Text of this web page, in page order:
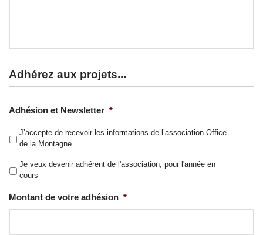
Adhérez aux projets...
Adhésion et Newsletter *
J’accepte de recevoir les informations de l’association Office
de la Montagne
Je veux devenir adhérent de l'association, pour l'année en
cours
Montant de votre adhésion *